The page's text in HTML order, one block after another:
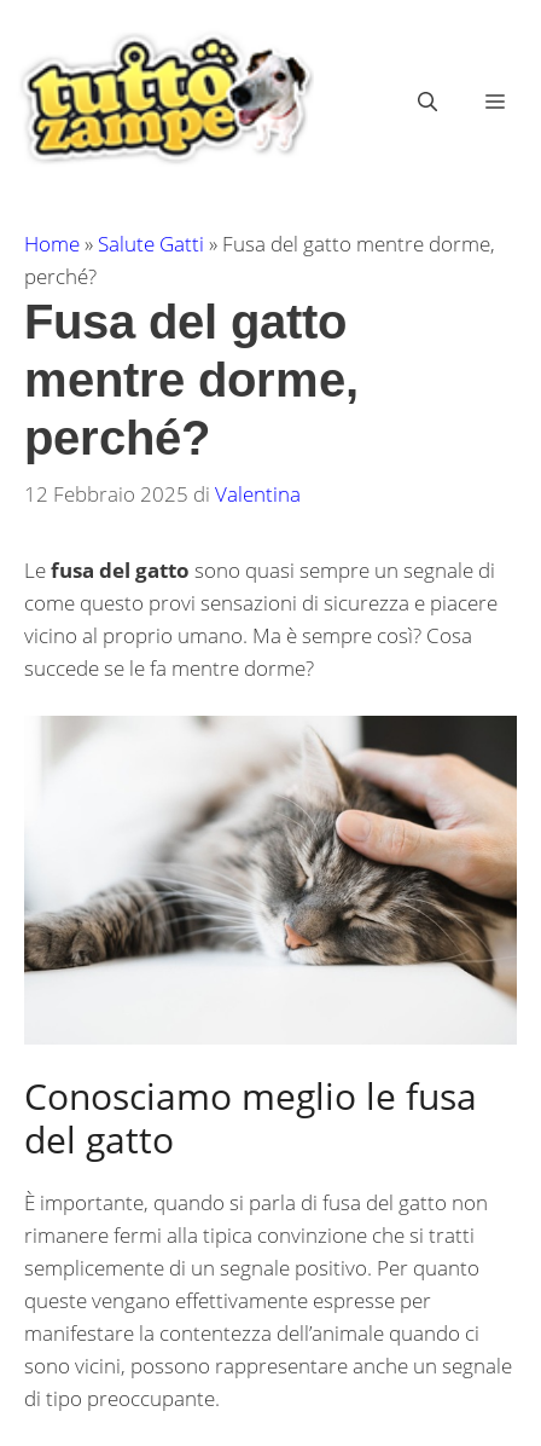
contenuto
Home» Salute Gatti » Fusa del gatto mentre dorme,
perché?
Fusa del gatto
mentre dorme,
perché?
12 Febbraio 2025 di Valentina
Lefusa del gatto sono quasi sempre un segnale di
come questo provi sensazioni di sicurezza e piacere
vicino al proprio umano. Ma è sempre così? Cosa
succede se le fa mentre dorme?
Conosciamo meglio le fusa
del gatto
È importante, quando si parla di fusa del gatto non
rimanere fermi alla tipica convinzione che si tratti
semplicemente di un segnale positivo. Per quanto
queste vengano effettivamente espresse per
manifestare la contentezza dell’animale quando ci
sono vicini, possono rappresentare anche un segnale
di tipo preoccupante.